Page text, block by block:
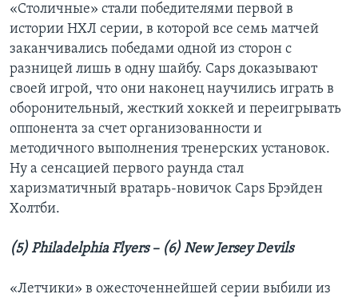
«Столичные» стали победителями первой в
истории НХЛ серии, в которой все семь матчей
заканчивались победами одной из сторон с
разницей лишь в одну шайбу. Caps доказывают
своей игрой, что они наконец научились играть в
оборонительный, жесткий хоккей и переигрывать
оппонента за счет организованности и
методичного выполнения тренерских установок.
Ну а сенсацией первого раунда стал
харизматичный вратарь-новичок Caps Брэйден
Холтби.
(5) Philadelphia Flyers – (6) New Jersey Devils
«Летчики» в ожесточеннейшей серии выбили из